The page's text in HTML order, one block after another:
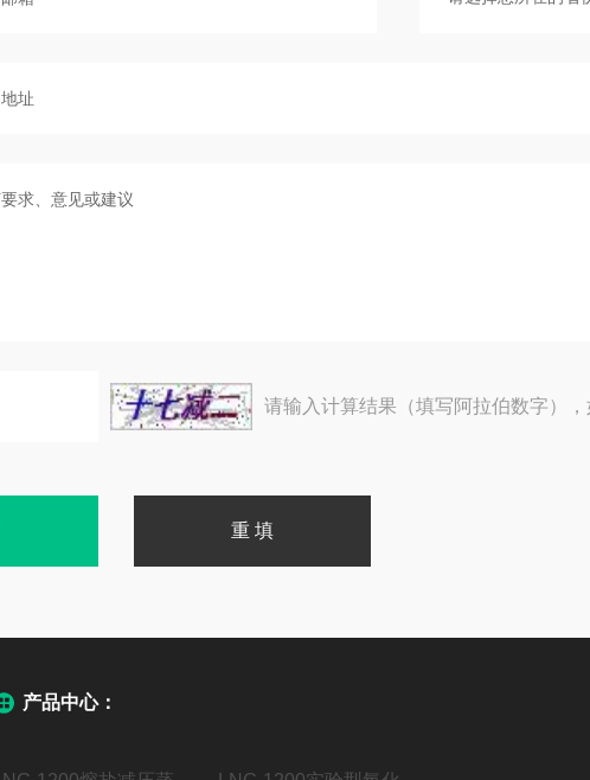
请输入计算结果（填写阿拉伯数字）
产品中心：